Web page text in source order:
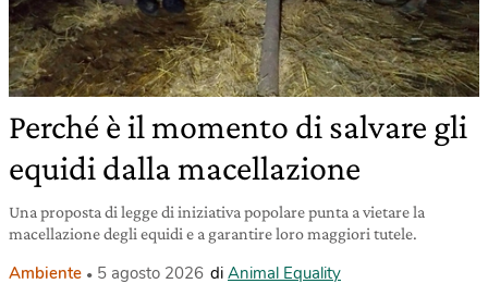
Perché è il momento di salvare gli
equidi dalla macellazione
Una proposta di legge di iniziativa popolare punta a vietare la
macellazione degli equidi e a garantire loro maggiori tutele.
Ambiente 5 agosto 2026 di Animal Equality